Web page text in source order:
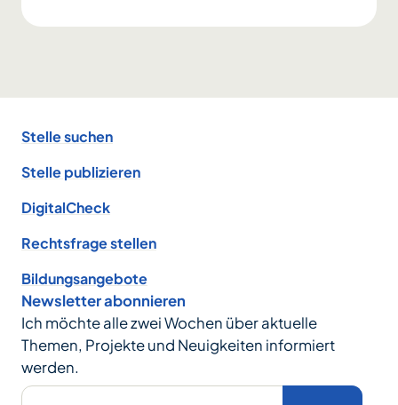
Stelle suchen
Stelle publizieren
DigitalCheck
Rechtsfrage stellen
Bildungsangebote
Newsletter abonnieren
Ich möchte alle zwei Wochen über aktuelle
Themen, Projekte und Neuigkeiten informiert
werden.